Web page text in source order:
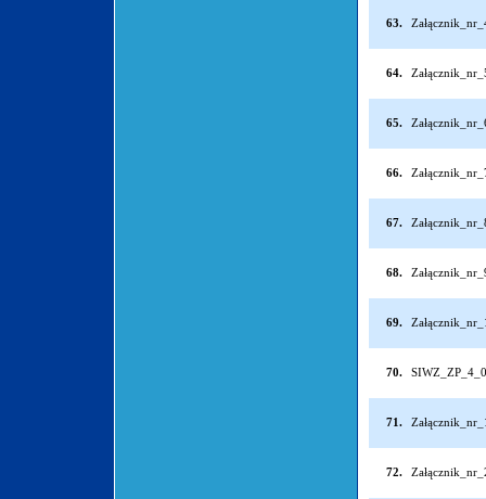
63.
64.
65.
66.
67.
68.
69.
70.
71.
72.